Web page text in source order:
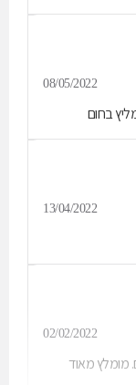
08/05/2022
בחום
13/04/2022
02/02/2022
מומלץ מאוד